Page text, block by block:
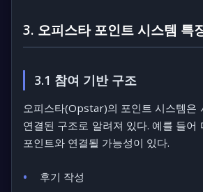
3. 오피스타 포인트 시스템 특
3.1 참여 기반 구조
오피스타(Opstar)의 포인트 시스템은
연결된 구조로 알려져 있다. 예를 들어
포인트와 연결될 가능성이 있다.
후기 작성